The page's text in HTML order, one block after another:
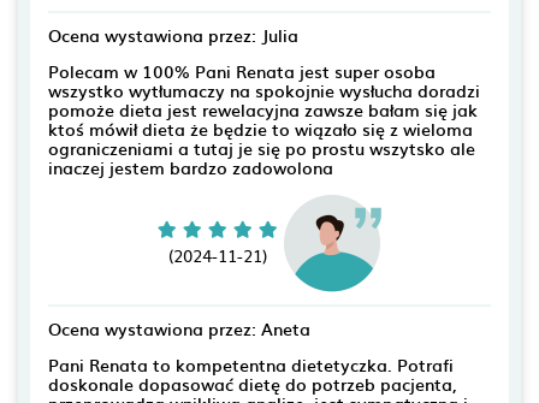
Ocena wystawiona przez: Julia
Polecam w 100% Pani Renata jest super osoba
wszystko wytłumaczy na spokojnie wysłucha doradzi
pomoże dieta jest rewelacyjna zawsze bałam się jak
ktoś mówił dieta że będzie to wiązało się z wieloma
ograniczeniami a tutaj je się po prostu wszytsko ale
inaczej jestem bardzo zadowolona
(2024-11-21)
Ocena wystawiona przez: Aneta
Pani Renata to kompetentna dietetyczka. Potrafi
doskonale dopasować dietę do potrzeb pacjenta,